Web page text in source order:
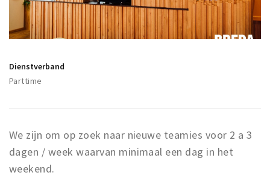
Zorgverzekering
Huisarts en eerste hulp
KORTING
VRIJE TIJD
Sport
Dienstverband
Parttime
We zijn om op zoek naar nieuwe teamies voor 2 a 3
dagen / week waarvan minimaal een dag in het
weekend.